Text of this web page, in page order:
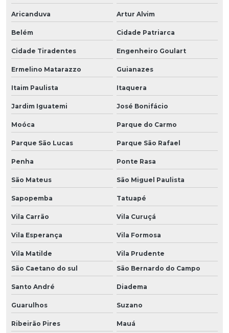
Aricanduva Artur Alvim
Belém Cidade Patriarca
Cidade Tiradentes Engenheiro Goulart
Ermelino Matarazzo Guianazes
Itaim Paulista Itaquera
Jardim Iguatemi José Bonifácio
Moóca Parque do Carmo
Parque São Lucas Parque São Rafael
Penha Ponte Rasa
São Mateus São Miguel Paulista
Sapopemba Tatuapé
Vila Carrão Vila Curuçá
Vila Esperança Vila Formosa
Vila Matilde
Vila Prudente
São Caetano do sul
São Bernardo do Campo
Santo André Diadema
Guarulhos Suzano
Ribeirão Pires Mauá